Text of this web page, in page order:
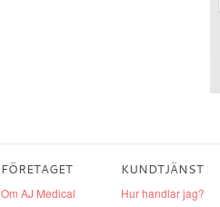
FÖRETAGET
Om AJ Medical
KUNDTJÄNST
Hur handlar jag?